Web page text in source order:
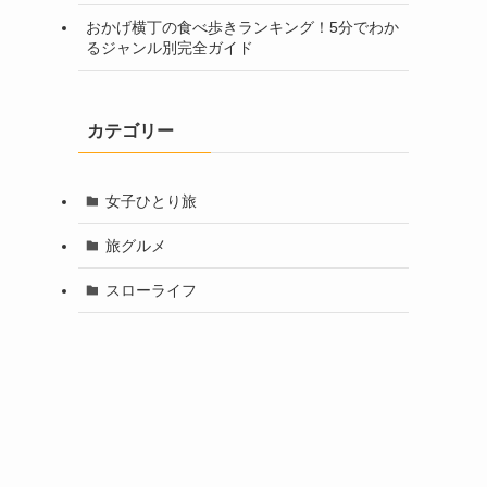
おかげ横丁の食べ歩きランキング！5分でわか
るジャンル別完全ガイド
カテゴリー
女子ひとり旅
旅グルメ
スローライフ